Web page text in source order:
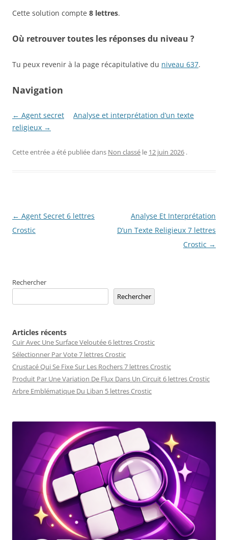
Cette solution compte 8 lettres.
Où retrouver toutes les réponses du niveau ?
Tu peux revenir à la page récapitulative du niveau 637.
Navigation
← Agent secret
Analyse et interprétation d’un texte
religieux →
Cette entrée a été publiée dans Non classé le 12 juin 2026 .
Navigation
des
← Agent Secret 6 lettres
Crostic
Analyse Et Interprétation
D’un Texte Religieux 7 lettres
Crostic →
Rechercher
Rechercher
Articles récents
Cuir Avec Une Surface Veloutée 6 lettres Crostic
Sélectionner Par Vote 7 lettres Crostic
Crustacé Qui Se Fixe Sur Les Rochers 7 lettres Crostic
Produit Par Une Variation De Flux Dans Un Circuit 6 lettres Crostic
Arbre Emblématique Du Liban 5 lettres Crostic